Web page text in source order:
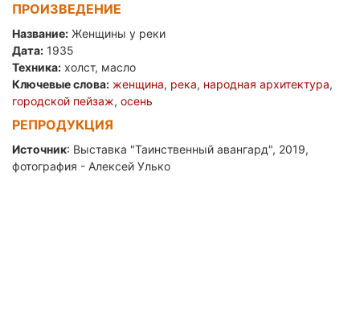
ПРОИЗВЕДЕНИЕ
Название: Женщины у реки
Дата: 1935
Техника: холст, масло
Ключевые слова: женщина, река, народная архитектура,
городской пейзаж, осень
РЕПРОДУКЦИЯ
Источник: Выставка "Таинственный авангард", 2019,
фотография - Алексей Улько